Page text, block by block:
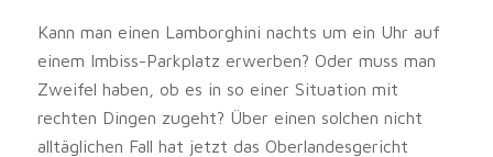
Kann man einen Lamborghini nachts um ein Uhr auf
einem Imbiss-Parkplatz erwerben? Oder muss man
Zweifel haben, ob es in so einer Situation mit
rechten Dingen zugeht? Über einen solchen nicht
alltäglichen Fall hat jetzt das Oberlandesgericht